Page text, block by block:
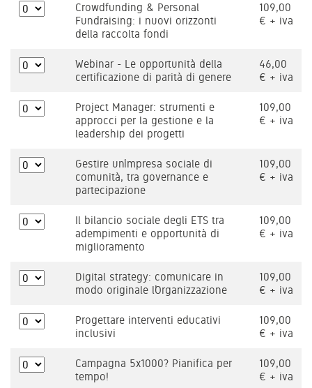
Crowdfunding & Personal
Fundraising: i nuovi orizzonti
della raccolta fondi
109,00
€ + iva
Webinar - Le opportunità della
certificazione di parità di genere
46,00
€ + iva
Project Manager: strumenti e
approcci per la gestione e la
leadership dei progetti
109,00
€ + iva
Gestire un’impresa sociale di
comunità, tra governance e
partecipazione
109,00
€ + iva
Il bilancio sociale degli ETS tra
adempimenti e opportunità di
miglioramento
109,00
€ + iva
Digital strategy: comunicare in
modo originale l’Organizzazione
109,00
€ + iva
Progettare interventi educativi
inclusivi
109,00
€ + iva
Campagna 5x1000? Pianifica per
tempo!
109,00
€ + iva